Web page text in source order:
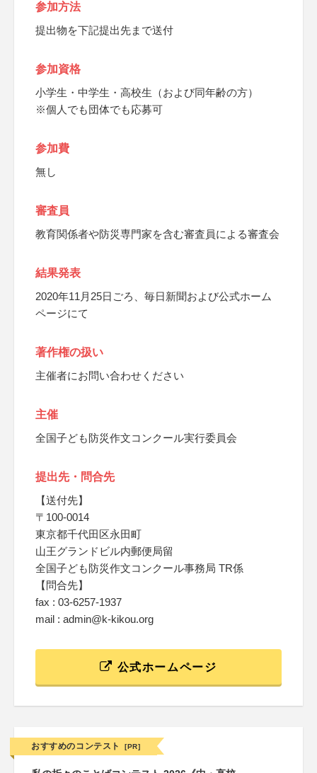
参加方法
提出物を下記提出先まで送付
参加資格
小学生・中学生・高校生（および同年齢の方）
※個人でも団体でも応募可
参加費
無し
審査員
教育関係者や防災専門家を含む審査員による審査会
結果発表
2020年11月25日ごろ、毎日新聞および公式ホーム
ページにて
著作権の扱い
主催者にお問い合わせください
主催
全国子ども防災作文コンクール実行委員会
提出先・問合先
【送付先】
〒100-0014
東京都千代田区永田町
山王グランドビル内郵便局留
全国子ども防災作文コンクール事務局 TR係
【問合先】
fax : 03-6257-1937
mail : admin@k-kikou.org
公式ホームページ
おすすめのコンテスト [PR]